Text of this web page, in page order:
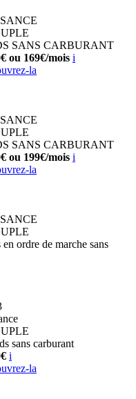
SANS CARBURANT
ou 169€/mois i
la
SANS CARBURANT
ou 199€/mois i
la
en ordre de marche sans
sans carburant
i
la